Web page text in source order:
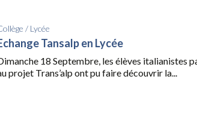
/ Lycée
Tansalp en Lycée
18 Septembre, les élèves italianistes
projet Trans’alp ont pu faire découvrir la...